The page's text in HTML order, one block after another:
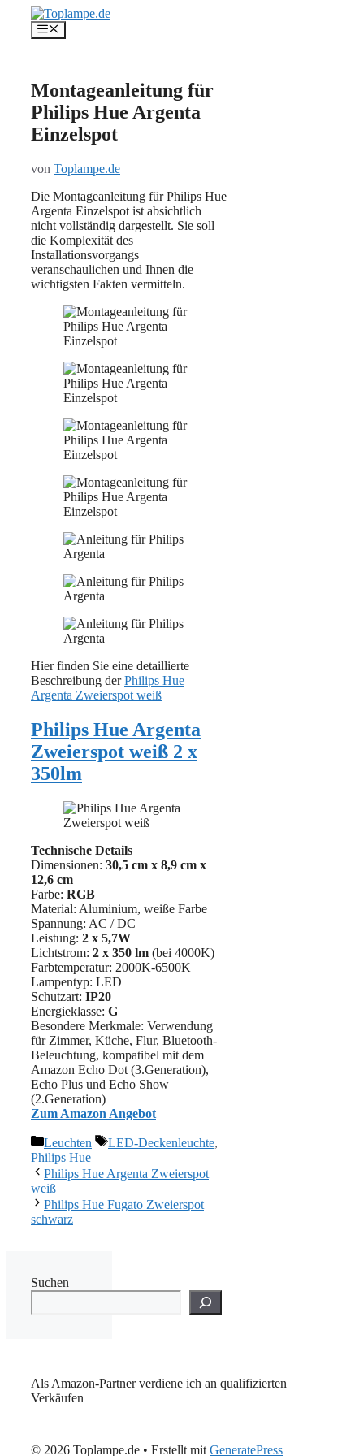
Inhalt
springen
Menü
Montageanleitung für
Philips Hue Argenta
Einzelspot
von Toplampe.de
Die Montageanleitung für Philips Hue
Argenta Einzelspot ist absichtlich
nicht vollständig dargestellt. Sie soll
die Komplexität des
Installationsvorgangs
veranschaulichen und Ihnen die
wichtigsten Fakten vermitteln.
Hier finden Sie eine detaillierte
Beschreibung derPhilips Hue
Argenta Zweierspot weiß
Philips Hue Argenta
Zweierspot weiß 2 x
350lm
Technische Details
Dimensionen: 30,5 cm x 8,9 cm x
12,6 cm
Farbe: RGB
Material: ‎Aluminium, weiße Farbe
Spannung: AC / DC
Leistung: 2 x 5,7W
Lichtstrom: 2 x 350 lm (bei 4000K)
Farbtemperatur: 2000K-6500K
Lampentyp: LED
Schutzart: IP20
Energieklasse: G
Besondere Merkmale: Verwendung
für Zimmer, Küche, Flur, Bluetooth-
Beleuchtung, kompatibel mit dem
Amazon Echo Dot (3.Generation),
Echo Plus und Echo Show
(2.Generation)
Zum Amazon Angebot
Kategorien
Leuchten Schlagwörter
LED-Deckenleuchte,
Philips Hue
Philips Hue Argenta Zweierspot
weiß
Philips Hue Fugato Zweierspot
schwarz
Suchen
Als Amazon-Partner verdiene ich an qualifizierten
Verkäufen
© 2026 Toplampe.de • Erstellt mit GeneratePress